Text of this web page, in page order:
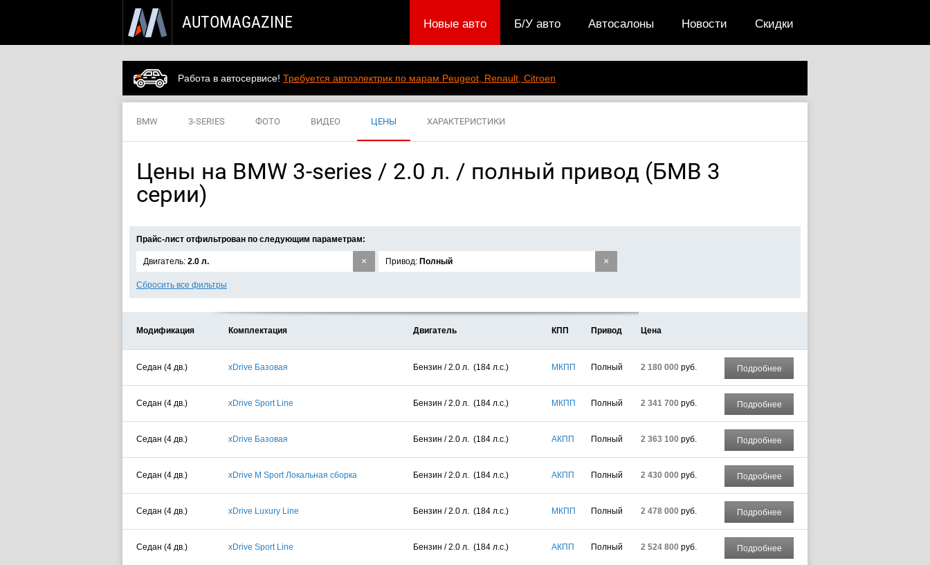
AUTOMAGAZINE Скидки
Новости
Автосалоны
Б/У авто
Новые авто
Работа в автосервисе! Требуется автоэлектрик по марам Peugeot, Renault, Citroen
BMW 3-SERIES ФОТО ВИДЕО ЦЕНЫ ХАРАКТЕРИСТИКИ
Цены на BMW 3-series / 2.0 л. / полный привод (БМВ 3
серии)
Прайс-лист отфильтрован по следующим параметрам:
×
Двигатель: 2.0 л. ×
Привод: Полный
Сбросить все фильтры
Модификация Комплектация Двигатель КПП Привод Цена
Седан (4 дв.) xDrive Базовая Бензин / 2.0 л. (184 л.с.) МКПП Полный 2 180 000 руб. Подробнее
Седан (4 дв.) xDrive Sport Line Бензин / 2.0 л. (184 л.с.) МКПП Полный 2 341 700 руб. Подробнее
Седан (4 дв.) xDrive Базовая Бензин / 2.0 л. (184 л.с.) АКПП Полный 2 363 100 руб. Подробнее
Седан (4 дв.) xDrive M Sport Локальная сборка Бензин / 2.0 л. (184 л.с.) АКПП Полный 2 430 000 руб. Подробнее
Седан (4 дв.) xDrive Luxury Line Бензин / 2.0 л. (184 л.с.) МКПП Полный 2 478 000 руб. Подробнее
Седан (4 дв.) xDrive Sport Line Бензин / 2.0 л. (184 л.с.) АКПП Полный 2 524 800 руб. Подробнее